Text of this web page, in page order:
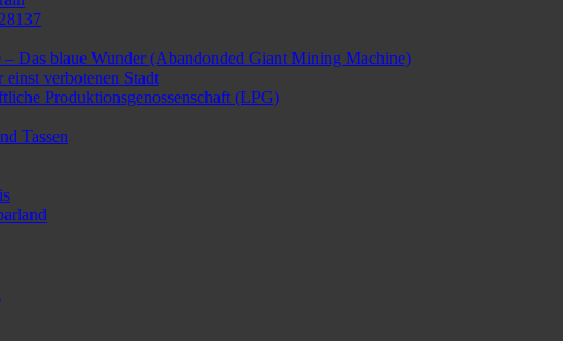
– Das blaue Wunder (Abandonded Giant Mining Machine)
verbotenen Stadt
Produktionsgenossenschaft (LPG)
Tassen